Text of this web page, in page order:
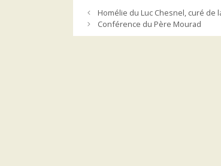
Homélie du Luc Chesnel, curé de
Conférence du Père Mourad